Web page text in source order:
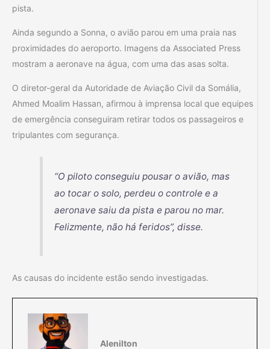
pista.
Ainda segundo a Sonna, o avião parou em uma praia nas
proximidades do aeroporto. Imagens da Associated Press
mostram a aeronave na água, com uma das asas solta.
O diretor-geral da Autoridade de Aviação Civil da Somália,
Ahmed Moalim Hassan, afirmou à imprensa local que equipes
de emergência conseguiram retirar todos os passageiros e
tripulantes com segurança.
“O piloto conseguiu pousar o avião, mas
ao tocar o solo, perdeu o controle e a
aeronave saiu da pista e parou no mar.
Felizmente, não há feridos”, disse.
As causas do incidente estão sendo investigadas.
Alenilton